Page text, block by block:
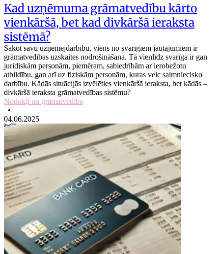
Kad uzņēmuma grāmatvedību kārto
vienkāršā, bet kad divkāršā ieraksta
sistēmā?
Sākot savu uzņēmējdarbību, viens no svarīgiem jautājumiem ir
grāmatvedības uzskaites nodrošināšana. Tā vienlīdz svarīga ir gan
juridiskām personām, piemēram, sabiedrībām ar ierobežotu
atbildību, gan arī uz fiziskām personām, kuras veic saimniecisko
darbību. Kādās situācijās izvēlēties vienkāršā ieraksta, bet kādās –
divkāršā ieraksta grāmatvedības sistēmu?
Nodokļi un grāmatvedība
•
04.06.2025